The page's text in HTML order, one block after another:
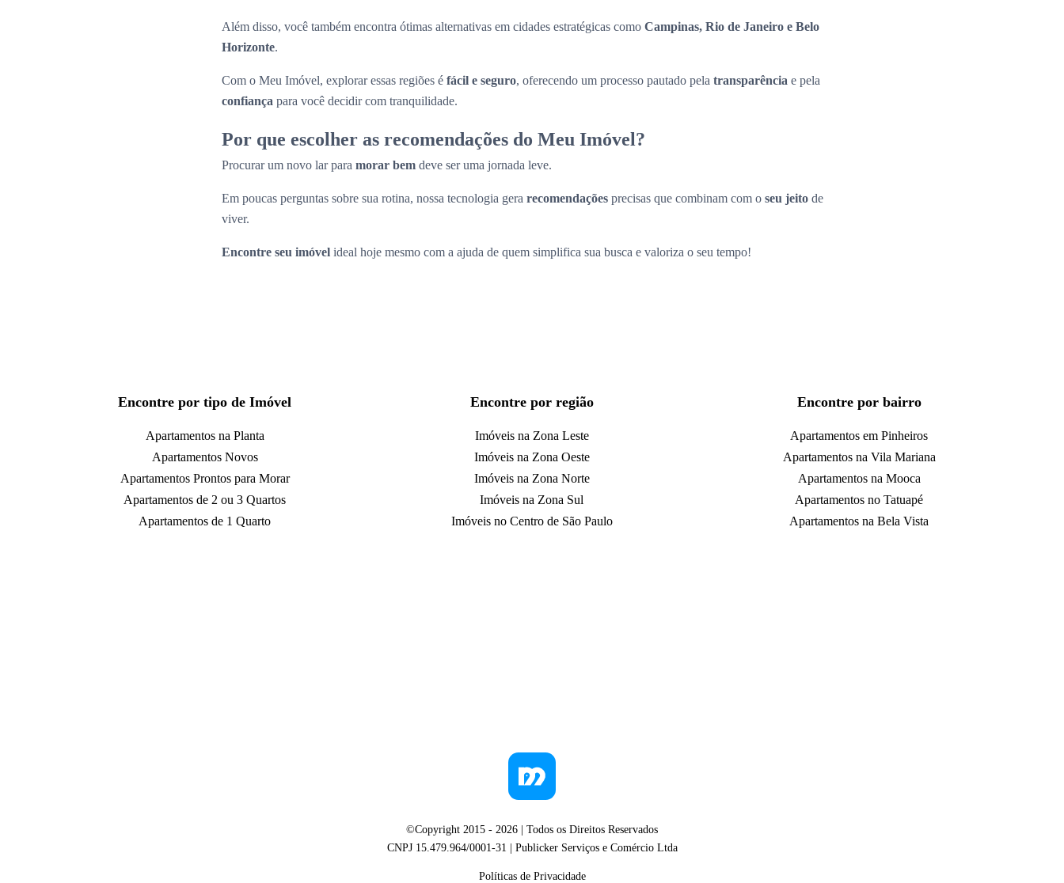
Além disso, você também encontra ótimas alternativas em cidades estratégicas como Campinas, Rio de Janeiro e Belo
Horizonte.
Com o Meu Imóvel, explorar essas regiões é fácil e seguro, oferecendo um processo pautado pela transparência e pela
confiança para você decidir com tranquilidade.
Por que escolher as recomendações do Meu Imóvel?
Procurar um novo lar para morar bem deve ser uma jornada leve.
Em poucas perguntas sobre sua rotina, nossa tecnologia gera recomendações precisas que combinam com o seu jeito de
viver.
Encontre seu imóvel ideal hoje mesmo com a ajuda de quem simplifica sua busca e valoriza o seu tempo!
Encontre por tipo de Imóvel
Apartamentos na Planta
Apartamentos Novos
Apartamentos Prontos para Morar
Apartamentos de 2 ou 3 Quartos
Apartamentos de 1 Quarto
Encontre por região
Imóveis na Zona Leste
Imóveis na Zona Oeste
Imóveis na Zona Norte
Imóveis na Zona Sul
Imóveis no Centro de São Paulo
Encontre por bairro
Apartamentos em Pinheiros
Apartamentos na Vila Mariana
Apartamentos na Mooca
Apartamentos no Tatuapé
Apartamentos na Bela Vista
©Copyright 2015 - 2026 | Todos os Direitos Reservados
CNPJ 15.479.964/0001-31 | Publicker Serviços e Comércio Ltda
Políticas de Privacidade